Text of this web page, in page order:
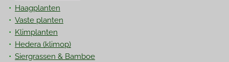
Haagplanten
Vaste planten
Klimplanten
Hedera (klimop)
Siergrassen & Bamboe